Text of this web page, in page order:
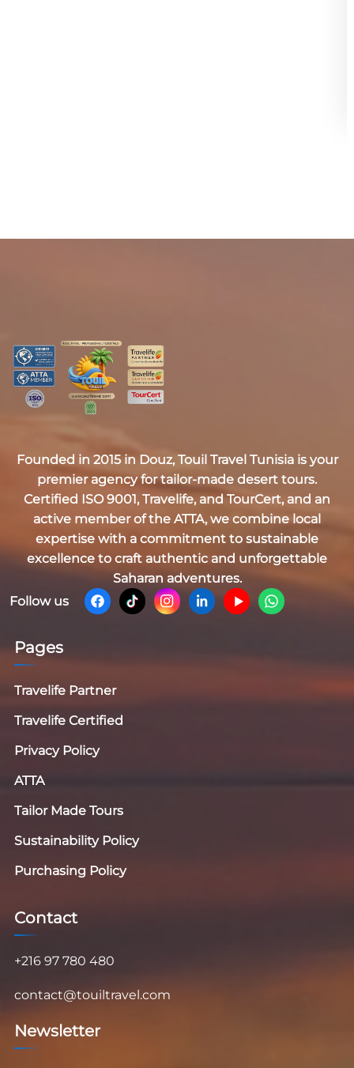
Founded in 2015 in Douz, Touil Travel Tunisiais your
premier agency for tailor-made desert tours.
Certified ISO 9001, Travelife, and TourCert, and an
active member of the ATTA, we combine local
expertise with a commitment to sustainable
excellence to craft authentic and unforgettable
Saharan adventures.
Follow us
Pages
Travelife Partner
Travelife Certified
Privacy Policy
ATTA
Tailor Made Tours
Sustainability Policy
Purchasing Policy
Contact
+216 97 780 480
contact@touiltravel.com
Newsletter